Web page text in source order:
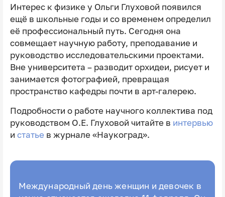
Интерес к физике у Ольги Глуховой появился
ещё в школьные годы и со временем определил
её профессиональный путь. Сегодня она
совмещает научную работу, преподавание и
руководство исследовательскими проектами.
Вне университета – разводит орхидеи, рисует и
занимается фотографией, превращая
пространство кафедры почти в арт-галерею.
Подробности о работе научного коллектива под
руководством О.Е. Глуховой читайте в интервью
и статье в журнале «Наукоград».
Международный день женщин и девочек в